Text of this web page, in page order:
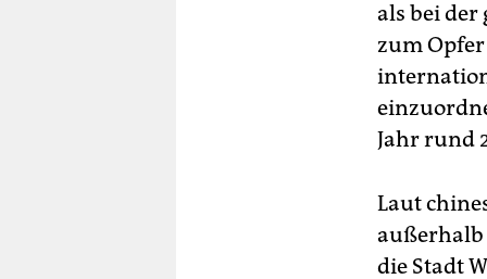
als bei der
zum
Jahr rund
Laut
außerhalb
die Stadt